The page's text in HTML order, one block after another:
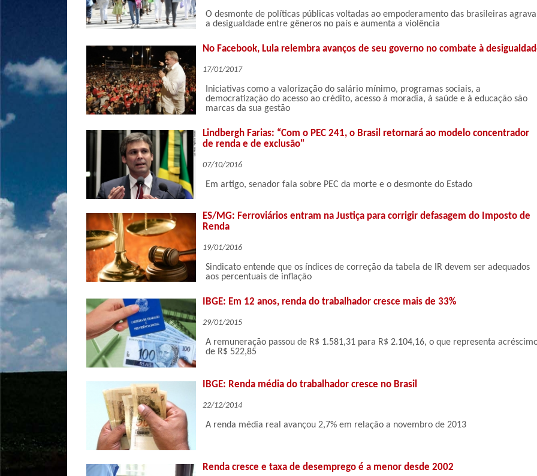
O desmonte de políticas públicas voltadas ao empoderamento das brasileiras agrava
a desigualdade entre gêneros no país e aumenta a violência
No Facebook, Lula relembra avanços de seu governo no combate à
17/01/2017
Iniciativas como a valorização do salário mínimo, programas sociais, a
democratização do acesso ao crédito, acesso à moradia, à saúde e à educação são
marcas da sua gestão
Lindbergh Farias: “Com o PEC 241, o Brasil retornará ao modelo concentrador
de renda e de exclusão"
07/10/2016
Em artigo, senador fala sobre PEC da morte e o desmonte do Estado
ES/MG: Ferroviários entram na Justiça para corrigir defasagem do Imposto de
Renda
19/01/2016
Sindicato entende que os índices de correção da tabela de IR devem ser adequados
aos percentuais de inflação
IBGE: Em 12 anos, renda do trabalhador cresce mais de 33%
29/01/2015
A remuneração passou de R$ 1.581,31 para R$ 2.104,16, o que representa
de R$ 522,85
IBGE: Renda média do trabalhador cresce no Brasil
22/12/2014
A renda média real avançou 2,7% em relação a novembro de 2013
Renda cresce e taxa de desemprego é a menor desde 2002